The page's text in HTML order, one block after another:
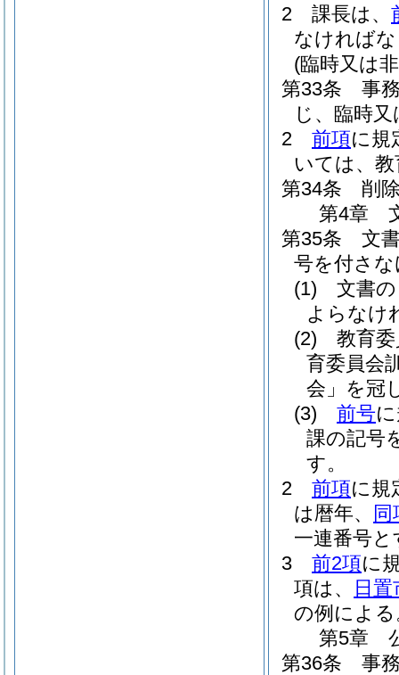
2
課長は、
なければ
(臨時又は
第33条
事
じ、臨時
2
前項に規
いては、
第34条
削
第4章
第35条
文
号を付さ
(1)
文書
よらなけ
(2)
教育
育委員会
会」を冠
(3)
前号
課の記号
す。
2
前項に規
は暦年、
同
一連番号と
3
前2項に
項は、
日
の例による
第5章
第36条
事